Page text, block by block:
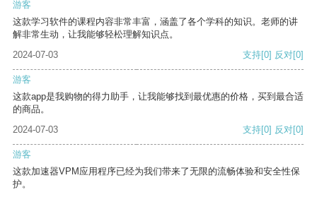
游客
这款学习软件的课程内容非常丰富，涵盖了各个学科的知识。老师的讲
解非常生动，让我能够轻松理解知识点。
2024-07-03
支持[0] 反对[0]
游客
这款app是我购物的得力助手，让我能够找到最优惠的价格，买到最合适
的商品。
2024-07-03
支持[0] 反对[0]
游客
这款加速器VPM应用程序已经为我们带来了无限的流畅体验和安全性保
护。